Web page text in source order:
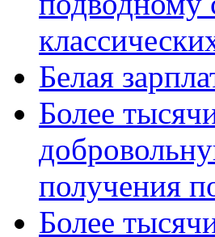
Белая
Более
получения
Более